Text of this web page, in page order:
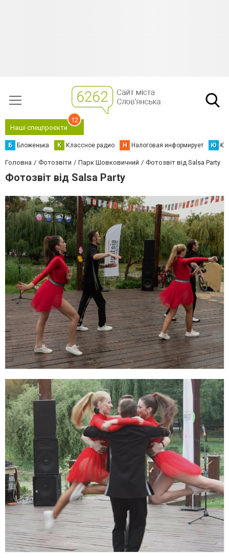
Наші спецпроєкти
12
Б Бложенька К Классное радио Н Налоговая информирует Ю
Головна Фотозвіти Парк Шовковичний Фотозвіт від Salsa Party
Фотозвіт від Salsa Party